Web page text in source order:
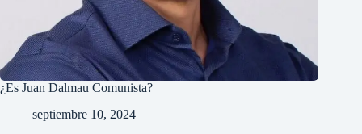
¿Es Juan Dalmau Comunista?
septiembre 10, 2024